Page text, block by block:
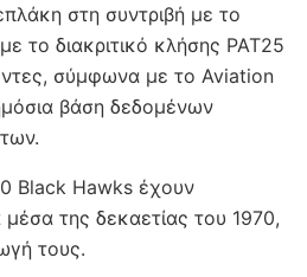
στη συντριβή με το
το διακριτικό κλήσης PAT25
σύμφωνα με το Aviation
βάση δεδομένων
Black Hawks έχουν
της δεκαετίας του 1970,
τους.